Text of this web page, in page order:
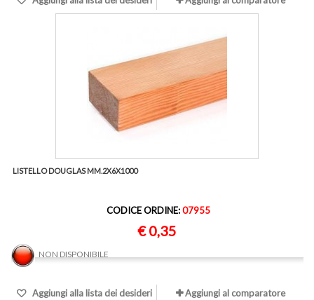
LISTELLO DOUGLAS MM.2X6X1000
CODICE ORDINE:07955
€ 0,35
NON DISPONIBILE
Aggiungi alla lista dei desideri Aggiungi al comparatore